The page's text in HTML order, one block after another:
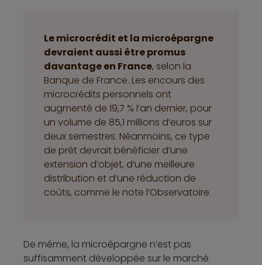
Le microcrédit et la microépargne
devraient aussi être promus
davantage en France, selon la
Banque de France. Les encours des
microcrédits personnels ont
augmenté de 19,7 % l’an dernier, pour
un volume de 85,1 millions d’euros sur
deux semestres. Néanmoins, ce type
de prêt devrait bénéficier d’une
extension d’objet, d’une meilleure
distribution et d’une réduction de
coûts, comme le note l’Observatoire.
De même, la microépargne n’est pas
suffisamment développée sur le marché